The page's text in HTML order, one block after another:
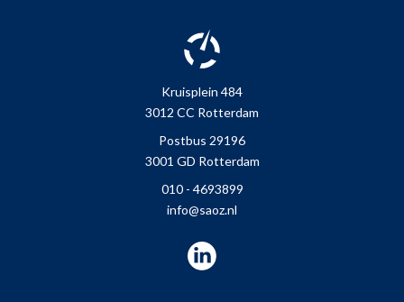
Kruisplein 484
3012 CC Rotterdam
Postbus 29196
3001 GD Rotterdam
010 - 4693899
info@saoz.nl